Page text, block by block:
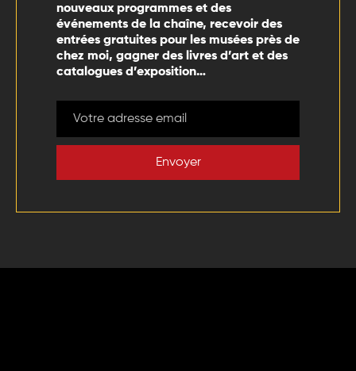
nouveaux programmes et des
événements de la chaîne, recevoir des
entrées gratuites pour les musées près de
chez moi, gagner des livres d’art et des
catalogues d’exposition…
Envoyer